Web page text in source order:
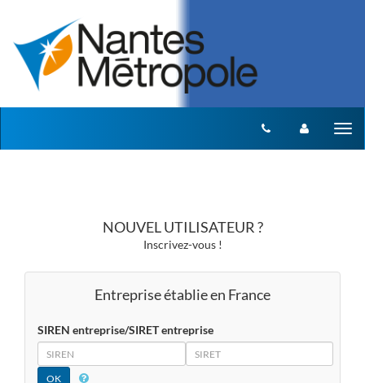
NOUVEL UTILISATEUR ?
Inscrivez-vous !
Entreprise établie en France
SIREN entreprise/SIRET entreprise
SIREN
SIRET